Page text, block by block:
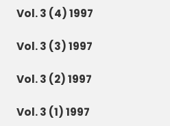
Vol. 3 (4) 1997
Vol. 3 (3) 1997
Vol. 3 (2) 1997
Vol. 3 (1) 1997